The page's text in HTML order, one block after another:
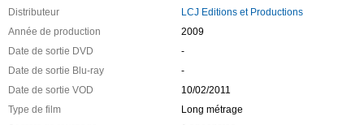
Distributeur
LCJ Editions et Productions
Année de production
2009
Date de sortie DVD
-
Date de sortie Blu-ray
-
Date de sortie VOD
10/02/2011
Type de film
Long métrage